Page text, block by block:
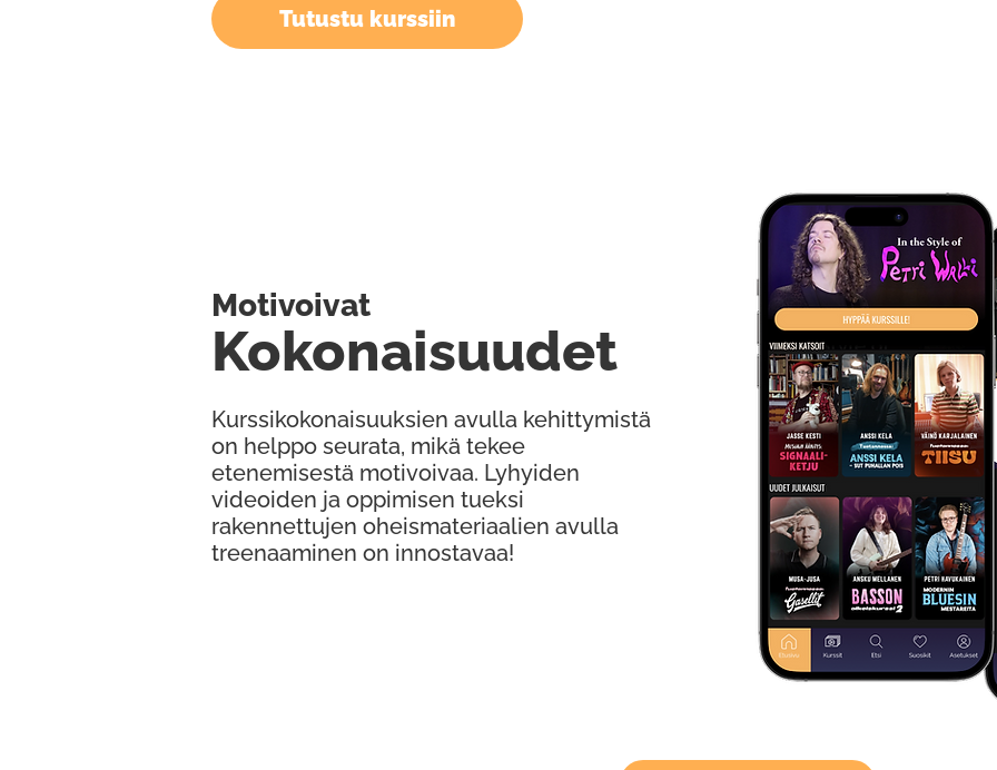
Tutustu kurssiin
Kurssikokonaisuuksien avulla kehittymistä
on helppo seurata, mikä tekee
etenemisestä motivoivaa. Lyhyiden
videoiden ja oppimisen tueksi
rakennettujen oheismateriaalien avulla
treenaaminen on innostavaa!
Kokonaisuudet
Motivoivat